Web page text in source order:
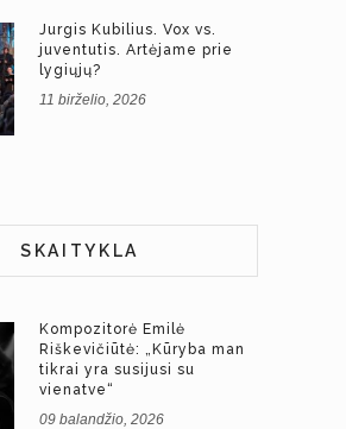
Jurgis Kubilius. Vox vs.
juventutis. Artėjame prie
lygiųjų?
11 birželio, 2026
SKAITYKLA
Kompozitorė Emilė
Riškevičiūtė: „Kūryba man
tikrai yra susijusi su
vienatve“
09 balandžio, 2026